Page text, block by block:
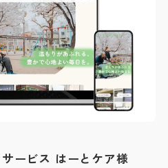
ービス はーとケア様